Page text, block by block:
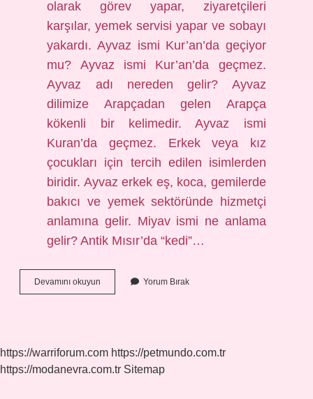
olarak görev yapar, ziyaretçileri
karşılar, yemek servisi yapar ve sobayı
yakardı. Ayvaz ismi Kur’an’da geçiyor
mu? Ayvaz ismi Kur’an’da geçmez.
Ayvaz adı nereden gelir? Ayvaz
dilimize Arapçadan gelen Arapça
kökenli bir kelimedir. Ayvaz ismi
Kuran’da geçmez. Erkek veya kız
çocukları için tercih edilen isimlerden
biridir. Ayvaz erkek eş, koca, gemilerde
bakıcı ve yemek sektöründe hizmetçi
anlamına gelir. Miyav ismi ne anlama
gelir? Antik Mısır’da “kedi”…
Devamını okuyun
Ismi
Yorum Bırak
https://warriforum.com https://petmundo.com.tr
https://modanevra.com.tr Sitemap